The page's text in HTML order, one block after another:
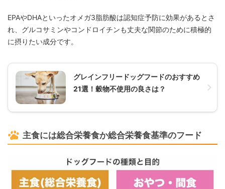
EPAやDHAといったオメガ3脂肪酸は認知症予防に効果があるとさ
れ、グルコサミンやコンドロイチンも丈夫な関節のために積極的
に摂りたい成分です。
グレインフリードッグフードのおすすめ
21選！穀物不使用の良さは？
主食には総合栄養食か総合栄養食基準のフード